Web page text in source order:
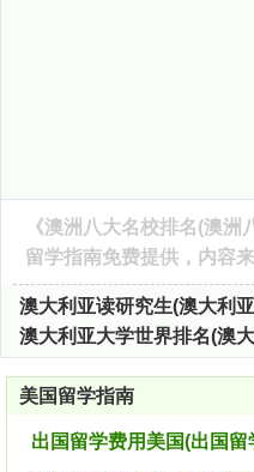
《澳洲八大名校排名(澳洲
留学指南免费提供，内容
澳大利亚读研究生(澳大利
澳大利亚大学世界排名(澳
美国留学指南
出国留学费用美国(出国